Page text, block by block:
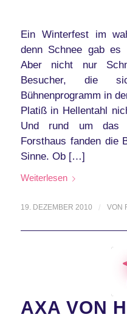
Ein Winterfest im
denn Schnee gab es
Aber nicht nur
Besucher, die
Bühnenprogramm in
Platiß in Hellentahl
Und rund um das
Forsthaus fanden die
Sinne. Ob […]
Weiterlesen
19. DEZEMBER 2010 / VON
AXA VON